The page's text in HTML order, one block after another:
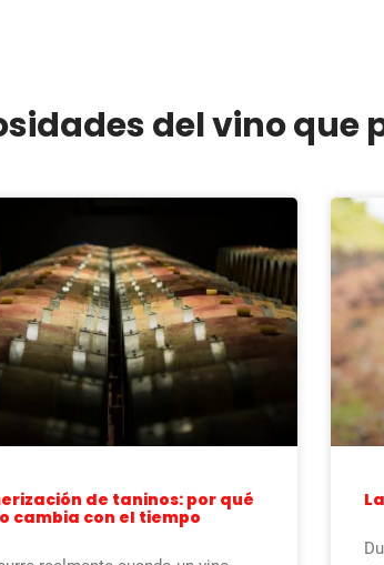
del vino que
de taninos: por qué
cambia con el tiempo